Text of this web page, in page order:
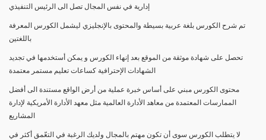
إدارية في نفس المجال تصل الى الرئيس التنفيذي
تم شرح الكورس بلغة عربية بسيطة والمحتوى بالإنجليزي ليشمل الكورس المعرفة
باللغتين
تحصل على شهادة موثقة من الموقع بعد إنهاء الكورس و يمكن أستخدمها في تجديد
الشهادات الإحترافية كساعات تعليم مستمر معتمدة
محتوى الكورس مبني على أساس خبرة عملية من أرض الواقع مستندة الى أفضل
الممارسات المعتمدة من معاهد الأدارة العالمية مثل معهد الأدارة الأمريكية لإدارة
المشاريع
لا يتطلب الكورس سوى أن تكون مهتم بالمجال ولديك الرغبة في التعّمق أكثر في